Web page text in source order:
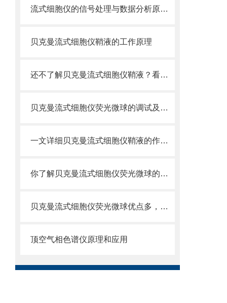
流式细胞仪的信号处理与数据分析原理分析
贝克曼流式细胞仪鞘液的工作原理
还不了解贝克曼流式细胞仪鞘液？看这里就对了！
贝克曼流式细胞仪荧光微球的调试及使用
一文详细贝克曼流式细胞仪鞘液的作用原理
你了解贝克曼流式细胞仪荧光微球的制备之怎样的吗
贝克曼流式细胞仪荧光微球优点多，实用效果好
顶空气相色谱仪原理和应用